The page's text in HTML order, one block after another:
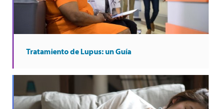
Tratamiento de Lupus: un Guía